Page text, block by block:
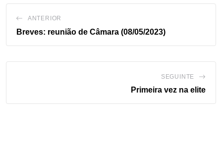
ANTERIOR
Breves: reunião de Câmara (08/05/2023)
SEGUINTE
Primeira vez na elite